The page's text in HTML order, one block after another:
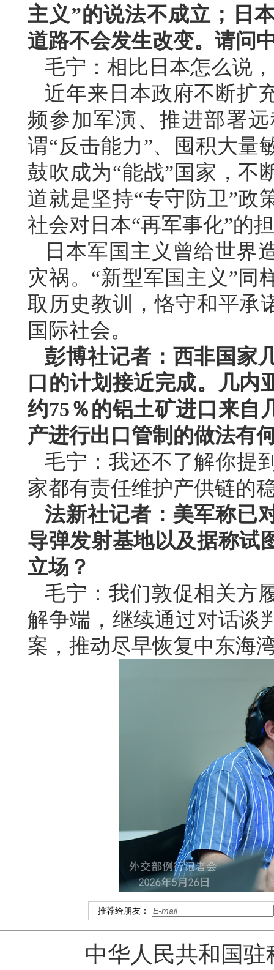
主义”的说法不成立；日
道路不会发生改变。请问
毛宁：相比日本怎么说
近年来日本政府不断扩
频参加军演、推进部署
谓“反击能力”、囤积大量
鼓吹成为“能战”国家，不
道就是坚持“专守防卫”政
社会对日本“再军事化”的
日本军国主义曾给世界
灾祸。“新型军国主义”同
取历史教训，恪守和平承
国际社会。
彭博社记者：西非国家
口的计划接近完成。几内
约75％的铝土矿进口来自
产进行出口管制的做法有
毛宁：我还不了解你提
家都有责任维护产供链的
法新社记者：美军称已
导弹发射基地以及据称试
立场？
毛宁：我们敦促相关方
解争端，继续通过对话谈
案，推动尽早恢复中东海
推荐给朋友：
中华人民共和国